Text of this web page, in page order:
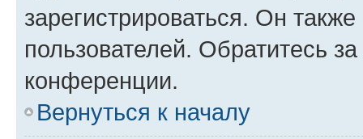
зарегистрироваться. Он
пользователей. Обратитесь
конференции.
Вернуться к началу